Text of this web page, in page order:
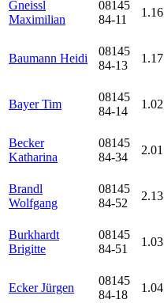
Gneissl
Maximilian
08145
84-11
1.16
Baumann Heidi
08145
84-13
1.17
Bayer Tim
08145
84-14
1.02
Becker
Katharina
08145
84-34
2.01
Brandl
Wolfgang
08145
84-52
2.13
Burkhardt
Brigitte
08145
84-51
1.03
Ecker Jürgen
08145
84-18
1.04